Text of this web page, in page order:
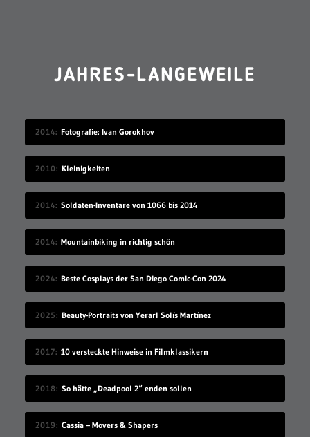
JAHRES-LANGEWEILE
2014 Fotografie: Ivan Gorokhov
2010 Kleinigkeiten
2014 Soldaten-Inventare von 1066 bis 2014
2014 Mountainbiking in richtig schön
2024 Beste Cosplays der San Diego Comic-Con 2024
2025 Beauty-Portraits von Yerarl Solís Martínez
2017 10 versteckte Hinweise in Filmklassikern
2018 So hätte „Deadpool 2“ enden sollen
2019 Cassia – Movers & Shapers